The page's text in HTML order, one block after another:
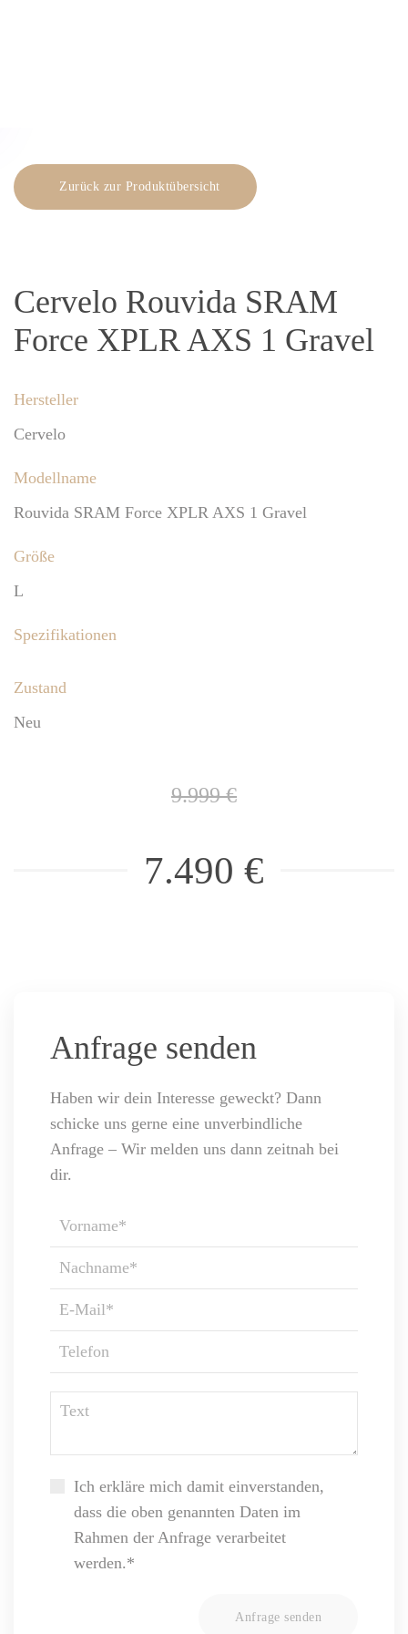
Zurück zur Produktübersicht
Cervelo Rouvida SRAM
Force XPLR AXS 1 Gravel
Hersteller
Cervelo
Modellname
Rouvida SRAM Force XPLR AXS 1 Gravel
Größe
L
Spezifikationen
Zustand
Neu
9.999 €
7.490 €
Anfrage senden
Haben wir dein Interesse geweckt? Dann
schicke uns gerne eine unverbindliche
Anfrage – Wir melden uns dann zeitnah bei
dir.
Ich erkläre mich damit einverstanden,
dass die oben genannten Daten im
Rahmen der Anfrage verarbeitet
werden.*
Anfrage senden